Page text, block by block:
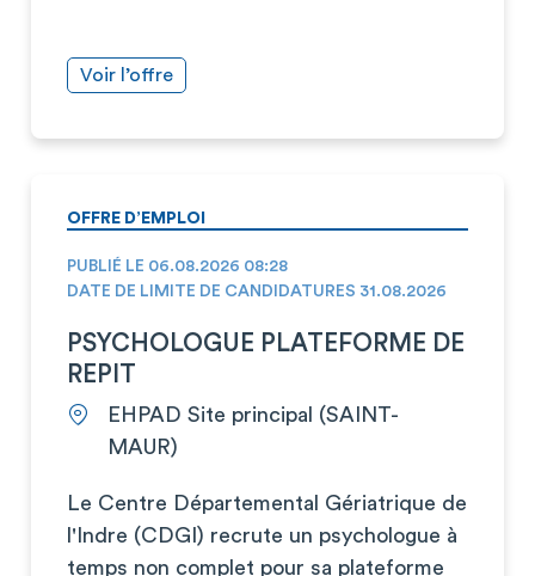
Voir l’offre
OFFRE D’EMPLOI
PUBLIÉ LE 06.08.2026 08:28
DATE DE LIMITE DE CANDIDATURES 31.08.2026
PSYCHOLOGUE PLATEFORME DE
REPIT
EHPAD Site principal (SAINT-
MAUR)
Le Centre Départemental Gériatrique de
l'Indre (CDGI) recrute un psychologue à
temps non complet pour sa plateforme